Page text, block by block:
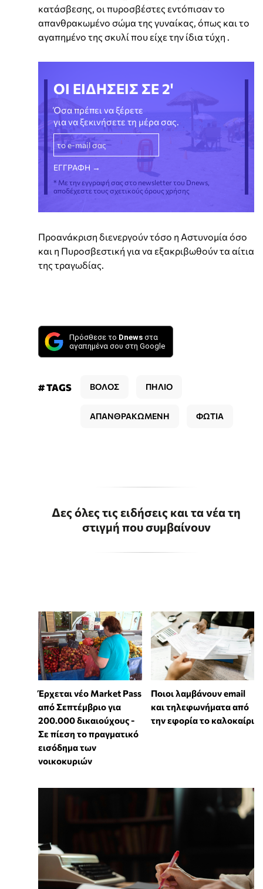
κατάσβεσης, οι πυροσβέστες εντόπισαν το
απανθρακωμένο σώμα της γυναίκας, όπως και το
αγαπημένο της σκυλί που είχε την ίδια τύχη .
ΟΙ ΕΙΔΗΣΕΙΣ ΣΕ 2'
Όσα πρέπει να ξέρετε
για να ξεκινήσετε τη μέρα σας.
* Με την εγγραφή σας στο newsletter του Dnews,
αποδέχεστε τους σχετικούς όρους χρήσης
Προανάκριση διενεργούν τόσο η Αστυνομία όσο
και η Πυροσβεστική για να εξακριβωθούν τα αίτια
της τραγωδίας.
Πρόσθεσε το Dnews στα
αγαπημένα σου στη Google
# TAGS ΒΟΛΟΣ ΠΗΛΙΟ
ΑΠΑΝΘΡΑΚΩΜΕΝΗ ΦΩΤΙΑ
Δες όλες τις ειδήσεις και τα νέα τη
στιγμή που συμβαίνουν
Έρχεται νέο Market Pass
από Σεπτέμβριο για
200.000 δικαιούχους -
Σε πίεση το πραγματικό
εισόδημα των
νοικοκυριών
Ποιοι λαμβάνουν email
και τηλεφωνήματα από
την εφορία το καλοκαίρι